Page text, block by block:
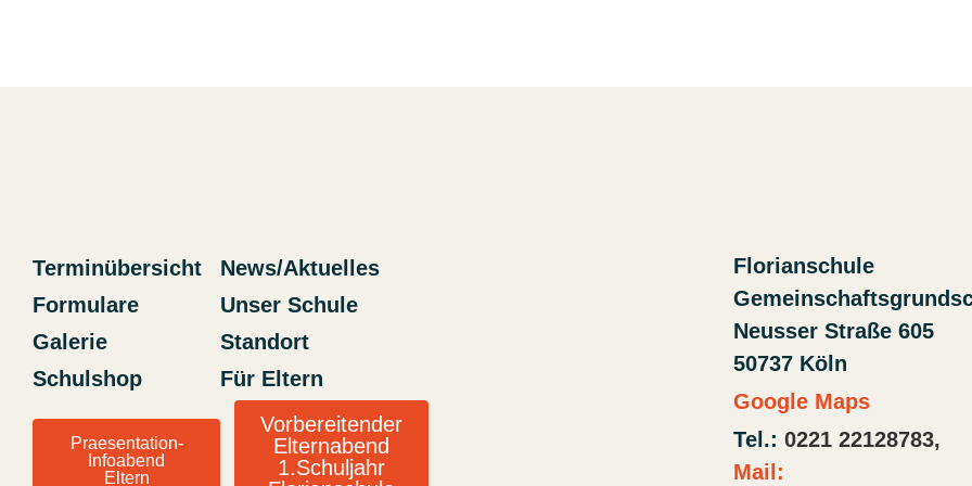
Terminübersicht
Formulare
Galerie
Schulshop
Praesentation-
Infoabend
Eltern
News/Aktuelles
Unser Schule
Standort
Für Eltern
Vorbereitender
Elternabend
1.Schuljahr
Florianschule
Neusser Straße 605
50737 Köln
Google Maps
Tel.: 0221 22128783,
Mail: